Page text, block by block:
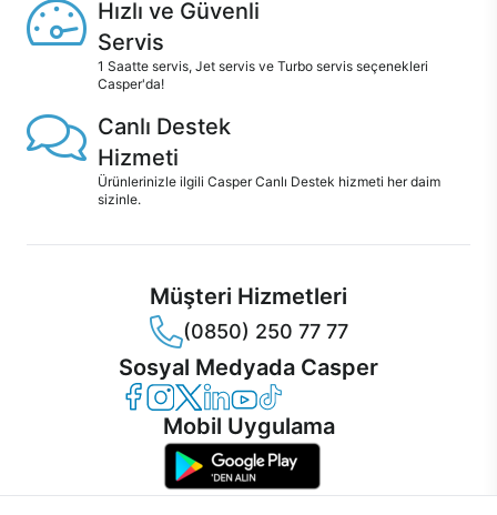
Hızlı ve Güvenli
Servis
1 Saatte servis, Jet servis ve Turbo servis seçenekleri
Casper'da!
Canlı Destek
Hizmeti
Ürünlerinizle ilgili Casper Canlı Destek hizmeti her daim
sizinle.
Müşteri Hizmetleri
(0850) 250 77 77
Sosyal Medyada Casper
Casper Facebook
Casper Instagram
Casper Twitter
Casper LinkedIn
Casper YouTube
Casper TikTok
Mobil Uygulama